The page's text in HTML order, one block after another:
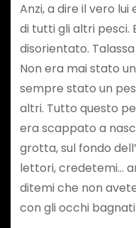
Anzi, a dire il vero
di tutti gli altri pesci.
disorientato.
Non era mai stato
sempre stato un
altri. Tutto questo
era scappato a
grotta, sul fondo
lettori, credetemi…
ditemi che non
con gli occhi